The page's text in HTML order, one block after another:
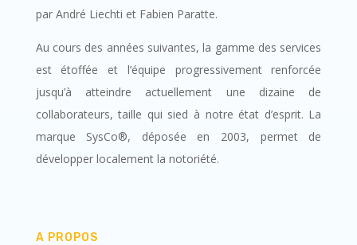
par André Liechti et Fabien Paratte.
Au cours des années suivantes, la gamme des services
est étoffée et l’équipe progressivement renforcée
jusqu’à atteindre actuellement une dizaine de
collaborateurs, taille qui sied à notre état d’esprit. La
marque SysCo®, déposée en 2003, permet de
développer localement la notoriété.
A PROPOS